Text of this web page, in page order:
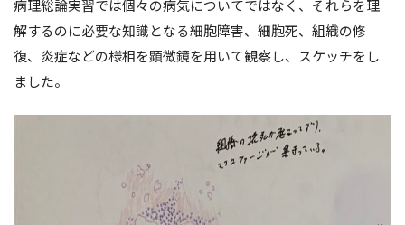
病理総論実習では個々の病気についてではなく、それらを理
解するのに必要な知識となる細胞障害、細胞死、組織の修
復、炎症などの様相を顕微鏡を用いて観察し、スケッチをし
ました。